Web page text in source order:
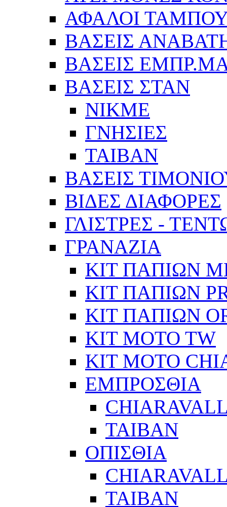
ΑΦΑΛΟΙ
ΒΑΣΕΙΣ
ΒΑΣΕΙΣ
ΒΑΣΕΙΣ ΣΤΑΝ
ΝΙΚΜΕ
ΓΝΗΣΙΕΣ
ΤΑΙΒΑΝ
ΒΑΣΕΙΣ
ΒΙΔΕΣ ΔΙΑΦΟΡΕΣ
ΓΛΙΣΤΡΕΣ -
ΓΡΑΝΑΖΙΑ
ΚΙΤ ΠΑΠΙΩΝ
ΚΙΤ ΠΑΠΙΩΝ
ΚΙΤ ΠΑΠΙΩΝ
KIT MOTO TW
ΚΙΤ MOTO
ΕΜΠΡΟΣΘΙΑ
ΤΑΙΒΑΝ
ΟΠΙΣΘΙΑ
ΤΑΙΒΑΝ